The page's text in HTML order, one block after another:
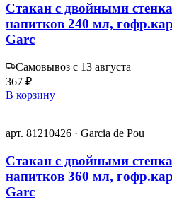
Стакан с двойными
напитков 240 мл,
Garc
Самовывоз с 13 августа
367 ₽
В корзину
арт. 81210426 · Garcia de Pou
Стакан с двойными
напитков 360 мл,
Garc